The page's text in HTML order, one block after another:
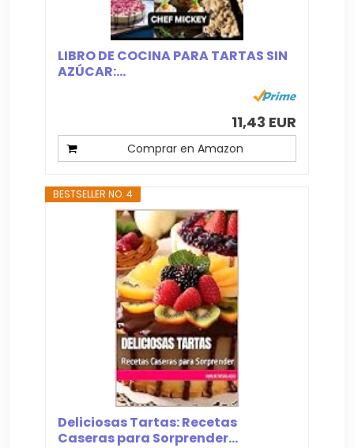
LIBRO DE COCINA PARA TARTAS SIN
AZÚCAR:...
11,43 EUR
Comprar en Amazon
BESTSELLER NO. 4
Deliciosas Tartas: Recetas
Caseras para Sorprender...